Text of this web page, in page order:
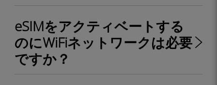
eSIMをアクティベートする
のにWiFiネットワークは必要
ですか？